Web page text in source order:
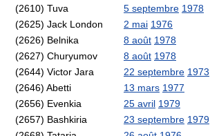
(2610) Tuva
5 septembre 1978
(2625) Jack London
2 mai 1976
(2626) Belnika
8 août 1978
(2627) Churyumov
8 août 1978
(2644) Victor Jara
22 septembre 1973
(2646) Abetti
13 mars 1977
(2656) Evenkia
25 avril 1979
(2657) Bashkiria
23 septembre 1979